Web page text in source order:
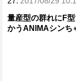
量産型の群れにF
かうANIMAシン